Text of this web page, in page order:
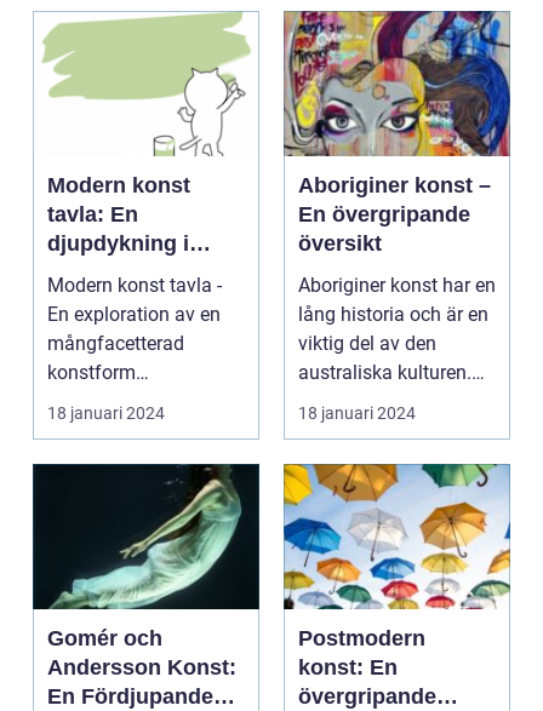
Modern konst
tavla: En
djupdykning i
konstens
mångfacetterade
värld
Modern konst tavla -
En exploration av en
mångfacetterad
konstform
Introduktion: Konsten
18 januari 2024
Aboriginer konst –
En övergripande
översikt
Aboriginer konst har en
lång historia och är en
viktig del av den
australiska kulturen.
Det är konst...
18 januari 2024
Gomér och
Andersson Konst:
En Fördjupande
Postmodern
konst: En
övergripande